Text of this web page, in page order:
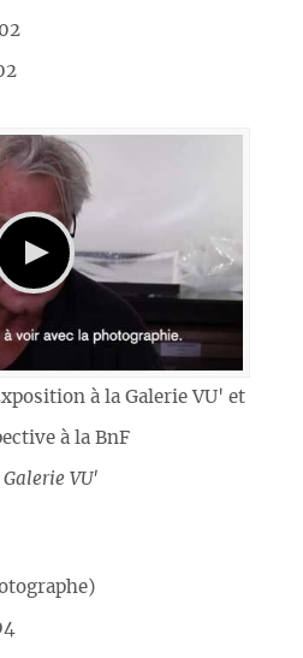
à la Galerie VU' et
à la BnF
Galerie VU'